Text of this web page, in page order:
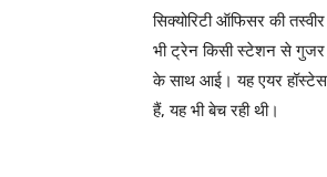
सिक्योरिटी ऑफिसर की
भी ट्रेन किसी स्टेशन से गुजर
के साथ आई। यह एयर हॉस्टेस
हैं, यह भी बेच रही थी।